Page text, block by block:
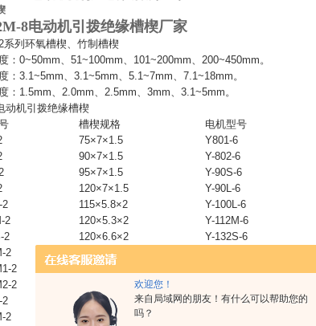
欢迎您！
来自局域网的朋友！有什么可以帮助您的
吗？
8电动机引拨绝缘槽楔厂家
系列环氧槽楔、竹制槽楔
：0~50mm、51~100mm、101~200mm、200~450mm。
：3.1~5mm、3.1~5mm、5.1~7mm、7.1~18mm。
：1.5mm、2.0mm、2.5mm、3mm、3.1~5mm。
动机引拨绝缘槽楔
槽楔规格 电机型号
75×7×1.5 Y801-6
90×7×1.5 Y-802-6
95×7×1.5 Y-90S-6
120×7×1.5 Y-90L-6
2
115×5.8×2 Y-100L-6
2
120×5.3×2 Y-112M-6
2
120×6.6×2 Y-132S-6
2
140×6.6×2
2
140×8.8×2
2
2
210×8.8×2 Y160L1-6
2
190×7.1×2